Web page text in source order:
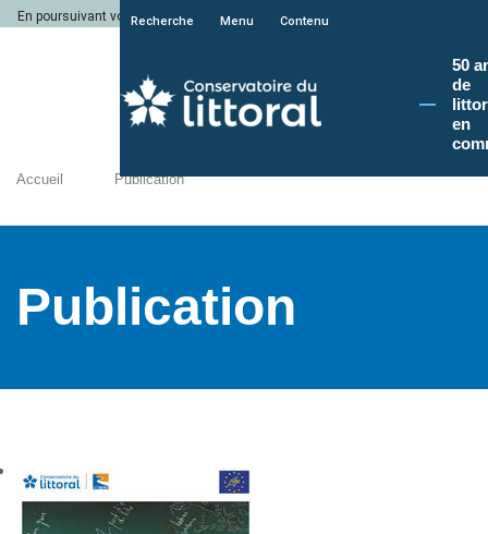
En poursuivant votre navigation sur le site du Conservatoire du littoral, vous
Recherche Menu Contenu
50
de
en
Accueil Publication
Publication